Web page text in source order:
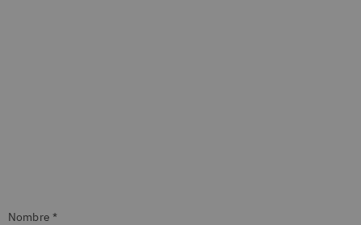
Nombre *